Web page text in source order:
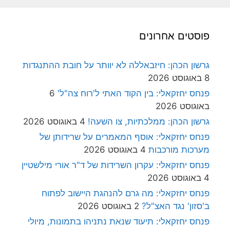
פוסטים אחרונים
גרשון הכהן: חיזבאללה לא יוותר על חובת ההתנגדות
8 באוגוסט 2026
פנחס יחזקאלי: בין הקוד האתי ל'רוח צה"ל' 6
באוגוסט 2026
גרשון הכהן: ממלכתיות, צו השעה! 4 באוגוסט 2026
פנחס יחזקאלי: אוסף המאמרים על שרידותן של
מערכות מורכבות 4 באוגוסט 2026
פנחס יחזקאלי: עקרון השרידות של ד"ר אורי מילשטיין
4 באוגוסט 2026
פנחס יחזקאלי: מה גרם להנהגת היישוב לפתוח
ב'סזון' נגד האצ"ל? 2 באוגוסט 2026
פנחס יחזקאלי: תיעוד שנאת נתניהו בתמונות, מיולי